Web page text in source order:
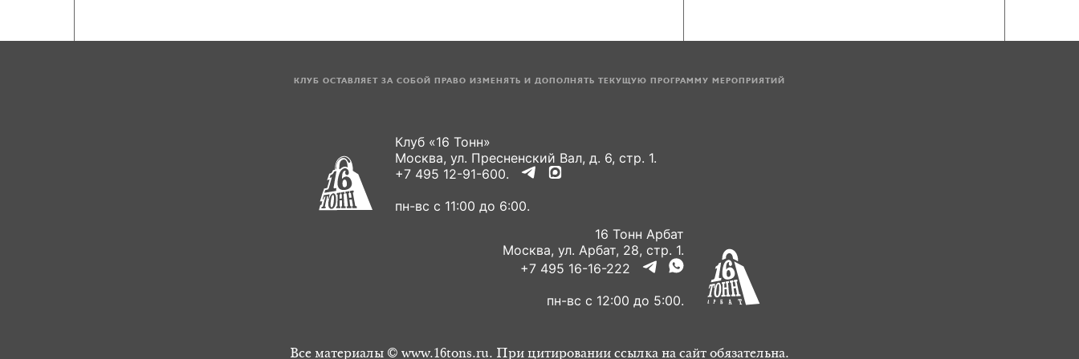
КЛУБ ОСТАВЛЯЕТ ЗА СОБОЙ ПРАВО ИЗМЕНЯТЬ И ДОПОЛНЯТЬ ТЕКУЩУЮ ПРОГРАММУ МЕРОПРИЯТИЙ
Клуб «16 Тонн»
Москва, ул. Пресненский Вал, д. 6, стр. 1.
+7 495 12-91-600.
пн-вс с 11:00 до 6:00.
16 Тонн Арбат
Москва, ул. Арбат, 28, стр. 1.
+7 495 16-16-222
пн-вс с 12:00 до 5:00.
Все материалы © www.16tons.ru. При цитировании ссылка на сайт обязательна.